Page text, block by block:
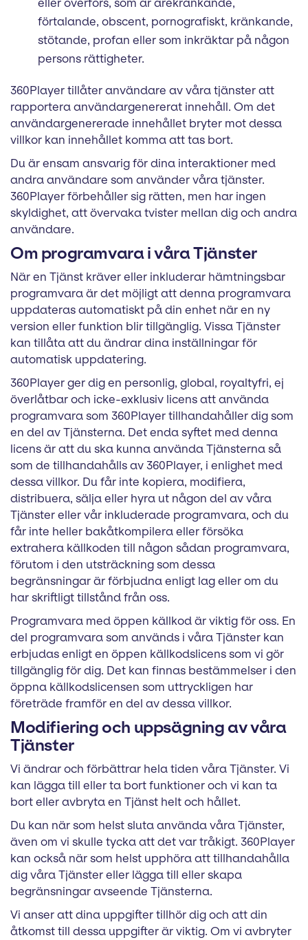
eller överförs, som är ärekränkande,
förtalande, obscent, pornografiskt, kränkande,
stötande, profan eller som inkräktar på någon
persons rättigheter.
360Player tillåter användare av våra tjänster att
rapportera användargenererat innehåll. Om det
användargenererade innehållet bryter mot dessa
villkor kan innehållet komma att tas bort.
Du är ensam ansvarig för dina interaktioner med
andra användare som använder våra tjänster.
360Player förbehåller sig rätten, men har ingen
skyldighet, att övervaka tvister mellan dig och andra
användare.
Om programvara i våra Tjänster
När en Tjänst kräver eller inkluderar hämtningsbar
programvara är det möjligt att denna programvara
uppdateras automatiskt på din enhet när en ny
version eller funktion blir tillgänglig. Vissa Tjänster
kan tillåta att du ändrar dina inställningar för
automatisk uppdatering.
360Player ger dig en personlig, global, royaltyfri, ej
överlåtbar och icke-exklusiv licens att använda
programvara som 360Player tillhandahåller dig som
en del av Tjänsterna. Det enda syftet med denna
licens är att du ska kunna använda Tjänsterna så
som de tillhandahålls av 360Player, i enlighet med
dessa villkor. Du får inte kopiera, modifiera,
distribuera, sälja eller hyra ut någon del av våra
Tjänster eller vår inkluderade programvara, och du
får inte heller bakåtkompilera eller försöka
extrahera källkoden till någon sådan programvara,
förutom i den utsträckning som dessa
begränsningar är förbjudna enligt lag eller om du
har skriftligt tillstånd från oss.
Programvara med öppen källkod är viktig för oss. En
del programvara som används i våra Tjänster kan
erbjudas enligt en öppen källkodslicens som vi gör
tillgänglig för dig. Det kan finnas bestämmelser i den
öppna källkodslicensen som uttryckligen har
företräde framför en del av dessa villkor.
Modifiering och uppsägning av våra
Tjänster
Vi ändrar och förbättrar hela tiden våra Tjänster. Vi
kan lägga till eller ta bort funktioner och vi kan ta
bort eller avbryta en Tjänst helt och hållet.
Du kan när som helst sluta använda våra Tjänster,
även om vi skulle tycka att det var tråkigt. 360Player
kan också när som helst upphöra att tillhandahålla
dig våra Tjänster eller lägga till eller skapa
begränsningar avseende Tjänsterna.
Vi anser att dina uppgifter tillhör dig och att din
åtkomst till dessa uppgifter är viktig. Om vi avbryter